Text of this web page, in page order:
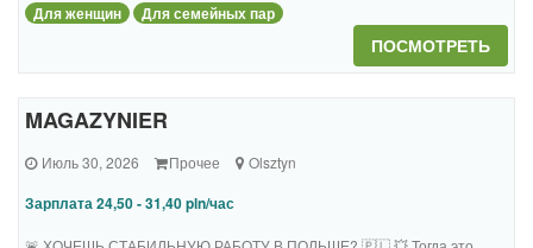
Для женщин
Для семейных пар
ПОСМОТРЕТЬ
MAGAZYNIER
Июль 30, 2026 Прочее Olsztyn
Зарплата 24,50 - 31,40 pln/час